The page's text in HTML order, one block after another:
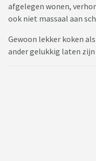
afgelegen wonen,
ook niet massaal aan
Gewoon lekker koken
ander gelukkig laten